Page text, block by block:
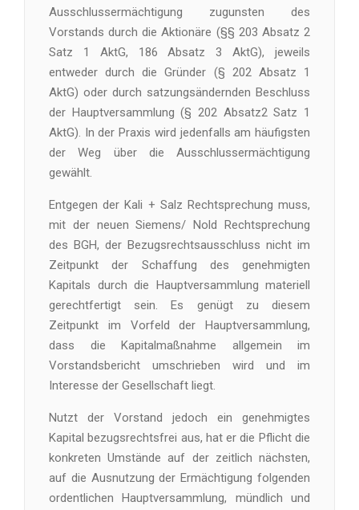
Ausschlussermächtigung zugunsten des
Vorstands durch die Aktionäre (§§ 203 Absatz 2
Satz 1 AktG, 186 Absatz 3 AktG), jeweils
entweder durch die Gründer (§ 202 Absatz 1
AktG) oder durch satzungsändernden Beschluss
der Hauptversammlung (§ 202 Absatz2 Satz 1
AktG). In der Praxis wird jedenfalls am häufigsten
der Weg über die Ausschlussermächtigung
gewählt.
Entgegen der Kali + Salz Rechtsprechung muss,
mit der neuen Siemens/ Nold Rechtsprechung
des BGH, der Bezugsrechtsausschluss nicht im
Zeitpunkt der Schaffung des genehmigten
Kapitals durch die Hauptversammlung materiell
gerechtfertigt sein. Es genügt zu diesem
Zeitpunkt im Vorfeld der Hauptversammlung,
dass die Kapitalmaßnahme allgemein im
Vorstandsbericht umschrieben wird und im
Interesse der Gesellschaft liegt.
Nutzt der Vorstand jedoch ein genehmigtes
Kapital bezugsrechtsfrei aus, hat er die Pflicht die
konkreten Umstände auf der zeitlich nächsten,
auf die Ausnutzung der Ermächtigung folgenden
ordentlichen Hauptversammlung, mündlich und